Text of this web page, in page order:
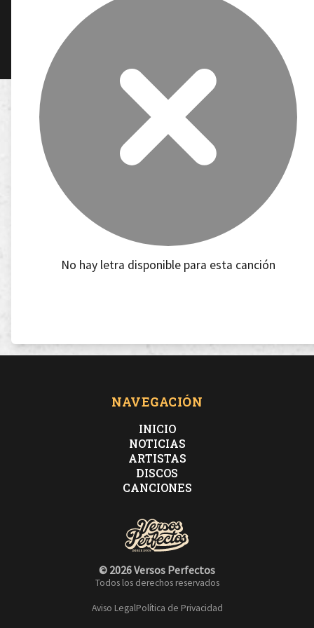
No hay letra disponible para esta canción
NAVEGACIÓN
INICIO
NOTICIAS
ARTISTAS
DISCOS
CANCIONES
© 2026 Versos Perfectos
Todos los derechos reservados
Aviso LegalPolítica de Privacidad